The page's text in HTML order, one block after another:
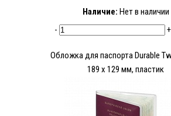
Наличие: Нет в наличии
-
+
Обложка для паспорта Durable
189 x 129 мм, пластик